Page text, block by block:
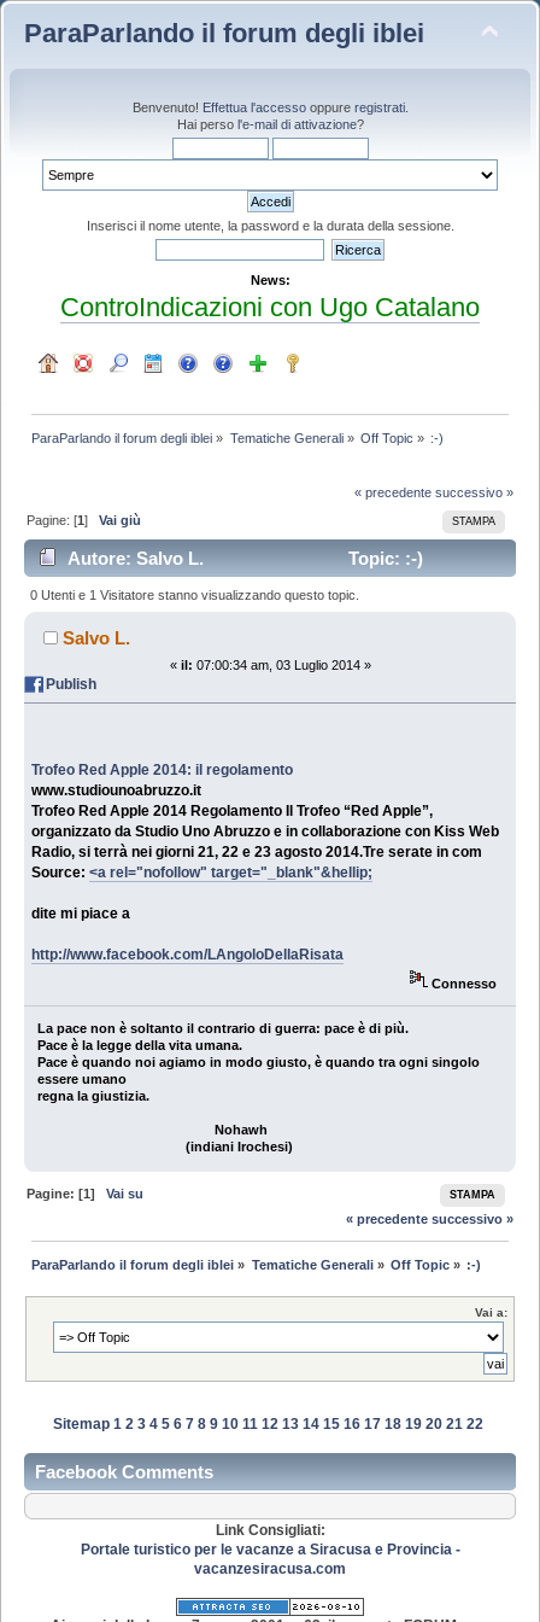
ParaParlando il forum degli iblei
Benvenuto! Effettua l'accessooppure registrati.
Hai perso l'e-mail di attivazione?
Inserisci il nome utente, la password e la durata della sessione.
News:
ControIndicazioni con Ugo Catalano
ParaParlando il forum degli iblei » Tematiche Generali» Off Topic » :-)
« precedente successivo »
STAMPA
Pagine: [1]Vai giù
Autore: Salvo L. Topic: :-)
0 Utenti e 1 Visitatore stanno visualizzando questo topic.
Salvo L.
« il: 07:00:34 am, 03 Luglio 2014 »
Publish
Trofeo Red Apple 2014: il regolamento
www.studiounoabruzzo.it
Trofeo Red Apple 2014 Regolamento Il Trofeo “Red Apple”,
organizzato da Studio Uno Abruzzo e in collaborazione con Kiss Web
Radio, si terrà nei giorni 21, 22 e 23 agosto 2014.Tre serate in com
Source:<a rel="nofollow" target="_blank"&hellip;
dite mi piace a
http://www.facebook.com/LAngoloDellaRisata
Connesso
La pace non è soltanto il contrario di guerra: pace è di più.
Pace è la legge della vita umana.
Pace è quando noi agiamo in modo giusto, è quando tra ogni singolo
essere umano
regna la giustizia.
Nohawh
(indiani Irochesi)
STAMPA
Pagine: [1]Vai su
« precedente successivo »
ParaParlando il forum degli iblei » Tematiche Generali» Off Topic» :-)
Vai a:
Sitemap 1 2 3 4 5 6 7 8 9 10 11 12 13 14 15 16 17 18 19 20 21 22
Facebook Comments
Link Consigliati:
Portale turistico per le vacanze a Siracusa e Provincia -
vacanzesiracusa.com